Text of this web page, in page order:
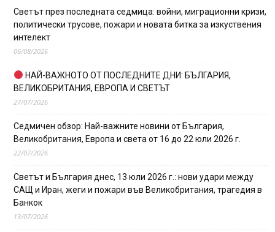
Светът през последната седмица: войни, миграционни кризи,
политически трусове, пожари и новата битка за изкуствения
интелект
06/08/2026
НАЙ-ВАЖНОТО ОТ ПОСЛЕДНИТЕ ДНИ: БЪЛГАРИЯ,
ВЕЛИКОБРИТАНИЯ, ЕВРОПА И СВЕТЪТ
27/07/2026
Седмичен обзор: Най-важните новини от България,
Великобритания, Европа и света от 16 до 22 юли 2026 г.
22/07/2026
Светът и България днес, 13 юли 2026 г.: нови удари между
САЩ и Иран, жеги и пожари във Великобритания, трагедия в
Банкок
13/07/2026